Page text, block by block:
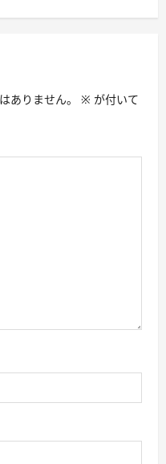
ありません。 ※ が付いて